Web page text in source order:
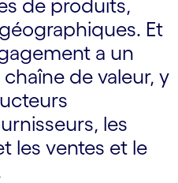
de produits,
Et
a un
de valeur, y
les
les ventes et le